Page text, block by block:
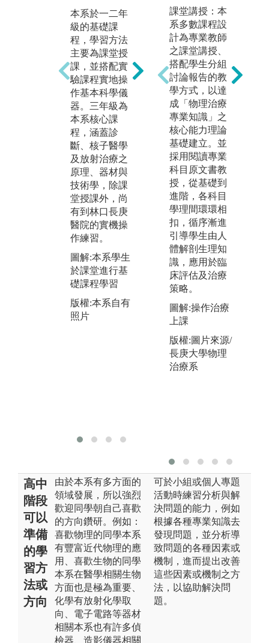
本系於一二年
級的基礎課
程，學習方法
主要為課堂授
課，並搭配實
驗課程實地操
作基本科學儀
器。三年級為
本系核心課
程，涵蓋診
斷、核子醫學
及放射治療之
原理、器材與
技術學，除課
堂授課外，尚
有到林口長庚
醫院的實機操
作練習。
圖解:本系學生
於課堂進行基
礎課程學習
版權:本系自有
照片
三年級暑假到
四年級上學期
為臨床實習課
程，學生將到
教學醫院的放
射診斷、核子
醫學及放射治
療三部門，進
行為期28週的
實習。實習是
本系學生學習
的一個重點，
就是實際到醫
療院所（主要
是長庚醫院，
或各大教學醫
院）去操練平
日所學的醫放
知識與技術，
並且學習醫病
互動，如何利
用醫學影像與
放射治療，幫
助醫療診斷與
治療。
圖解:本系學生
於長庚醫院實
習臨床實作訓
課堂講授：本
系多數課程設
計為專業教師
之課堂講授、
搭配學生分組
討論報告的教
學方式，以達
成「物理治療
專業知識」之
核心能力理論
基礎建立。並
採用閱讀專業
科目原文書教
授，從基礎到
進階，各科目
學理間環環相
扣，循序漸進
引導學生由人
體解剖生理知
識，應用於臨
床評估及治療
策略。
圖解:操作治療
上課
版權:圖片來源/
長庚大學物理
治療系
高中
階段
可以
準備
的學
習方
法或
方向
由於本系有多方面的
領域發展，所以強烈
歡迎同學朝自己喜歡
的方向鑽研。例如：
喜歡物理的同學本系
有豐富近代物理的應
用、喜歡生物的同學
本系在醫學相關生物
方面也是極為重要、
化學有放射化學取
向、電子電路等器材
相關本系也有許多偵
檢器、造影儀器相關
可於小組或個人專題
活動時練習分析與解
決問題的能力，例如
根據各種專業知識去
發現問題，並分析導
致問題的各種因素或
機制，進而提出改善
這些因素或機制之方
法，以協助解決問
題。